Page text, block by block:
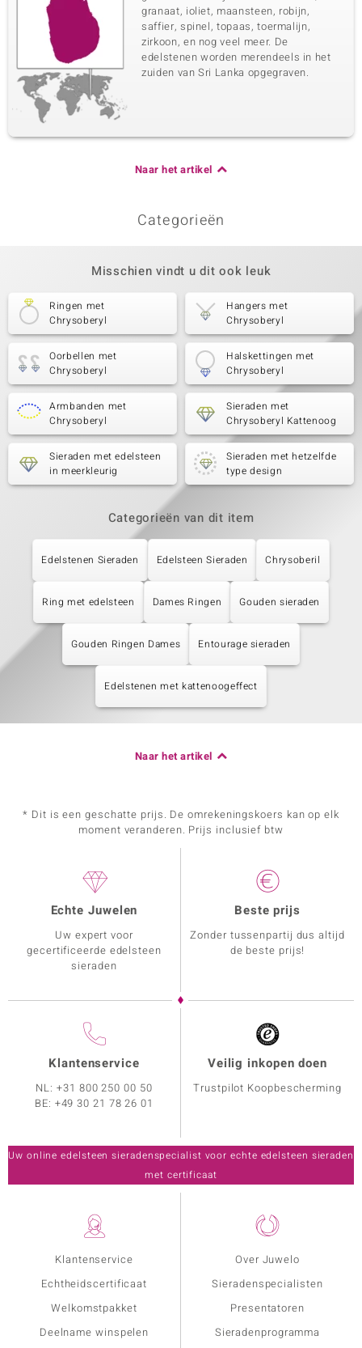
granaat, ioliet, maansteen, robijn,
saffier, spinel, topaas, toermalijn,
zirkoon, en nog veel meer. De
edelstenen worden merendeels in het
zuiden van Sri Lanka opgegraven.
Naar het artikel
Categorieën
Misschien vindt u dit ook leuk
Ringen met
Chrysoberyl
Hangers met
Chrysoberyl
Oorbellen met
Chrysoberyl
Halskettingen met
Chrysoberyl
Armbanden met
Chrysoberyl
Sieraden met
Chrysoberyl Kattenoog
Sieraden met edelsteen
in meerkleurig
Sieraden met hetzelfde
type design
Categorieën van dit item
Edelstenen Sieraden Edelsteen Sieraden Chrysoberil
Ring met edelsteen Dames Ringen Gouden sieraden
Gouden Ringen Dames Entourage sieraden
Edelstenen met kattenoogeffect
Naar het artikel
* Dit is een geschatte prijs. De omrekeningskoers kan op elk
moment veranderen. Prijs inclusief btw
Klantenservice
Echtheidscertificaat
Welkomstpakket
Deelname winspelen
Over Juwelo
Sieradenspecialisten
Presentatoren
Sieradenprogramma
Echte Juwelen
Uw expert voor
gecertificeerde edelsteen
sieraden
Beste prijs
Zonder tussenpartij dus altijd
de beste prijs!
Klantenservice
NL:+31 800 250 00 50
BE: +49 30 21 78 26 01
Veilig inkopen doen
Trustpilot Koopbescherming
Uw online edelsteen sieradenspecialist voor echte edelsteen sieraden
met certificaat